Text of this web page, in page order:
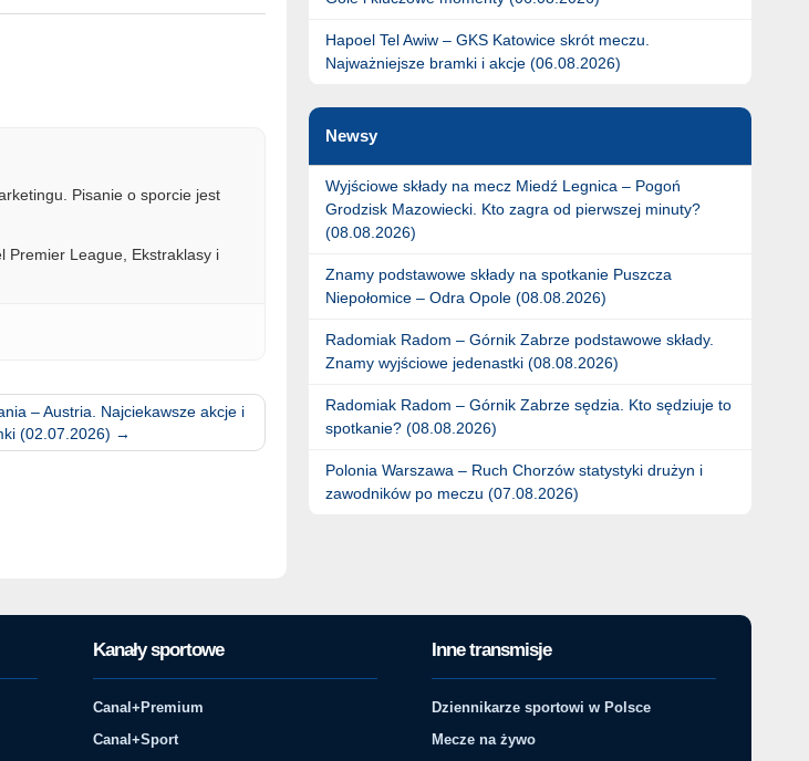
Pisanie o sporcie jest
Premier League, Ekstraklasy i
– Austria. Najciekawsze akcje i
(02.07.2026) →
Hapoel Tel Awiw – GKS Katowice skrót meczu.
Najważniejsze bramki i akcje (06.08.2026)
Newsy
Wyjściowe składy na mecz Miedź Legnica – Pogoń
Grodzisk Mazowiecki. Kto zagra od pierwszej minuty?
(08.08.2026)
Znamy podstawowe składy na spotkanie Puszcza
Niepołomice – Odra Opole (08.08.2026)
Radomiak Radom – Górnik Zabrze podstawowe składy.
Znamy wyjściowe jedenastki (08.08.2026)
Radomiak Radom – Górnik Zabrze sędzia. Kto sędziuje to
spotkanie? (08.08.2026)
Polonia Warszawa – Ruch Chorzów statystyki drużyn i
zawodników po meczu (07.08.2026)
Kanały sportowe
Canal+Premium
Canal+Sport
Inne transmisje
Dziennikarze sportowi w Polsce
Mecze na żywo